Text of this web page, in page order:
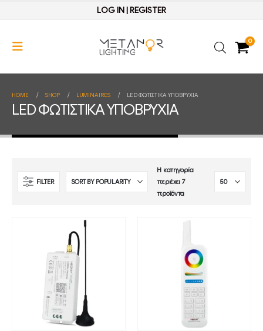
LOG IN | REGISTER
0
HOME SHOP LUMINAIRES LED ΦΩΤΙΣΤΙΚΑ ΥΠΟΒΡΥΧΙΑ
LED ΦΩΤΙΣΤΙΚΑ ΥΠΟΒΡΥΧΙΑ
FILTER
Η κατηγορία
περιέχει 7
προϊόντα